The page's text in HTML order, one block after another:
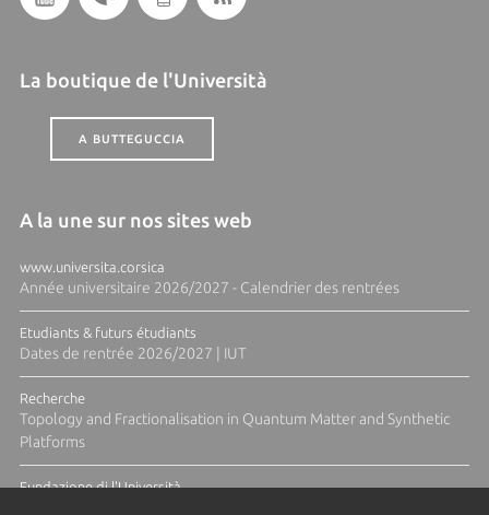
La boutique de l'Università
A BUTTEGUCCIA
A la une sur nos sites web
www.universita.corsica
Année universitaire 2026/2027 - Calendrier des rentrées
Etudiants & futurs étudiants
Dates de rentrée 2026/2027 | IUT
Recherche
Topology and Fractionalisation in Quantum Matter and Synthetic
Platforms
Fundazione di l'Università